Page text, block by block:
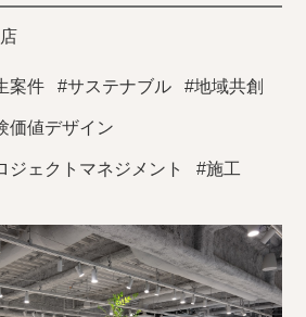
案件 #サステナブル #地域共創
価値デザイン
ジェクトマネジメント #施工